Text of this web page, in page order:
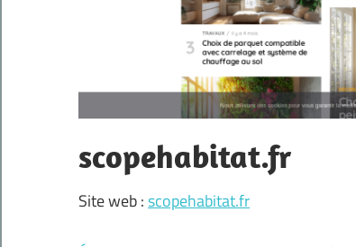
scopehabitat.fr
Site web :scopehabitat.fr